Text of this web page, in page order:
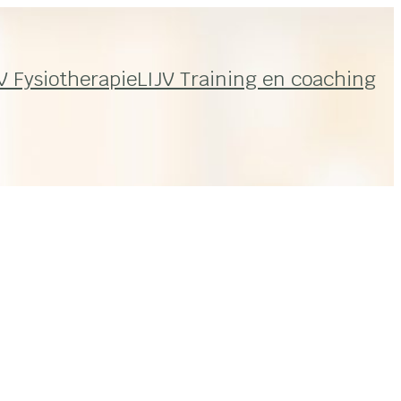
FysiotherapieLIJV Training en coaching